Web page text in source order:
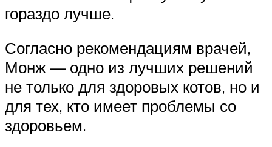
гораздо лучше.
Согласно рекомендациям врачей,
Монж — одно из лучших решений
не только для здоровых котов, но и
для тех, кто имеет проблемы со
здоровьем.